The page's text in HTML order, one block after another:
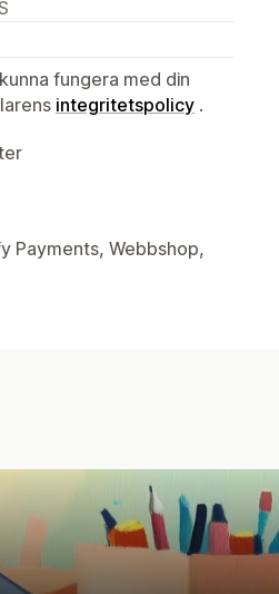
fungera med din
integritetspolicy .
Payments, Webbshop,